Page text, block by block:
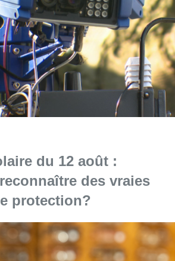
du 12 août :
des vraies
protection?